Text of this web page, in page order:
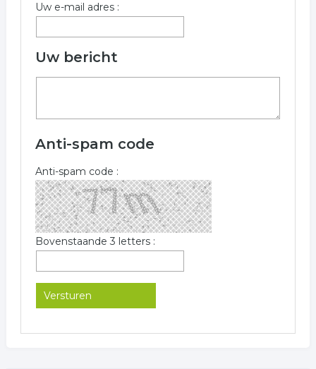
Uw e-mail adres :
Uw bericht
Anti-spam code
Anti-spam code :
Bovenstaande 3 letters :